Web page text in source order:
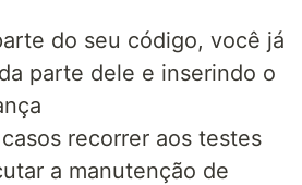
do seu código, você já
parte dele e inserindo o
recorrer aos testes
a manutenção de